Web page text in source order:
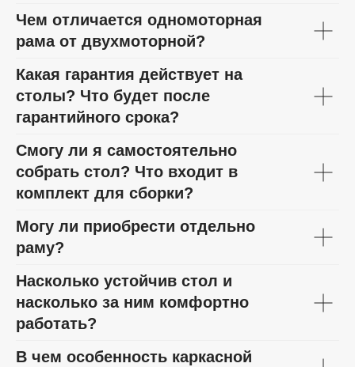
Чем отличается одномоторная
рама от двухмоторной?
Какая гарантия действует на
столы? Что будет после
гарантийного срока?
Смогу ли я самостоятельно
собрать стол? Что входит в
комплект для сборки?
Могу ли приобрести отдельно
раму?
Насколько устойчив стол и
насколько за ним комфортно
работать?
В чем особенность каркасной